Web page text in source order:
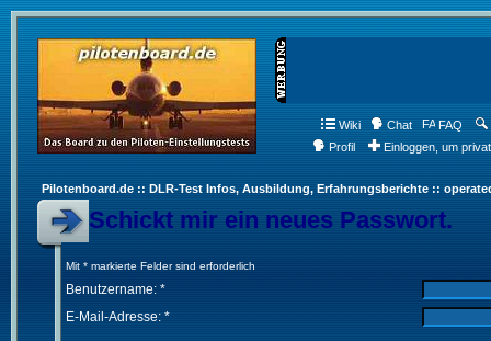
Wiki Chat FAQ
Profil
Einloggen, um
Pilotenboard.de :: DLR-Test Infos, Ausbildung, Erfahrungsberichte ::
Schickt mir ein neues Passwort.
Mit * markierte Felder sind erforderlich
Benutzername: *
E-Mail-Adresse: *